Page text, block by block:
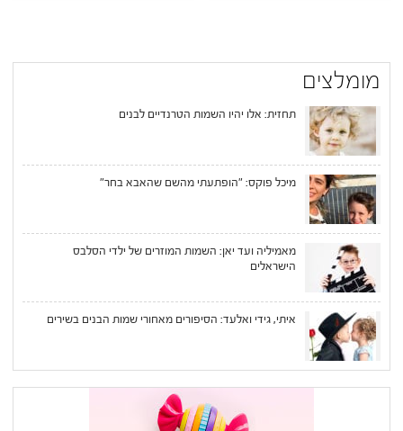
מומלצים
תחזית: אלו יהיו השמות הטרנדיים לבנים
מיכל פוקס: "הופתעתי מהשם שהאבא בחר"
מאמיליה ועד יאן: השמות המוזרים של ילדי הסלבס
הישראלים
איתי, גידי ואלעד: הסיפורים מאחורי שמות הבנים בשירים